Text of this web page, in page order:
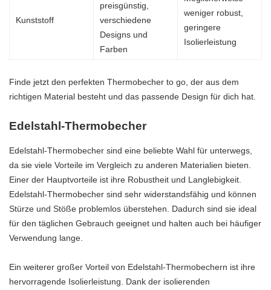
Kunststoff
preisgünstig,
verschiedene
Designs und
Farben
weniger robust,
geringere
Isolierleistung
Finde jetzt den perfekten Thermobecher to go, der aus dem
richtigen Material besteht und das passende Design für dich hat.
Edelstahl-Thermobecher
Edelstahl-Thermobecher sind eine beliebte Wahl für unterwegs,
da sie viele Vorteile im Vergleich zu anderen Materialien bieten.
Einer der Hauptvorteile ist ihre Robustheit und Langlebigkeit.
Edelstahl-Thermobecher sind sehr widerstandsfähig und können
Stürze und Stöße problemlos überstehen. Dadurch sind sie ideal
für den täglichen Gebrauch geeignet und halten auch bei häufiger
Verwendung lange.
Ein weiterer großer Vorteil von Edelstahl-Thermobechern ist ihre
hervorragende Isolierleistung. Dank der isolierenden